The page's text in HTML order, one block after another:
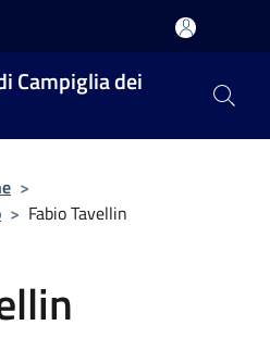
Campiglia dei
>
> Fabio Tavellin